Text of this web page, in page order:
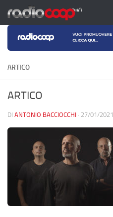
Salta al contenuto
ARTICO
ARTICO
DI ANTONIO BACCIOCCHI · 27/01/2021